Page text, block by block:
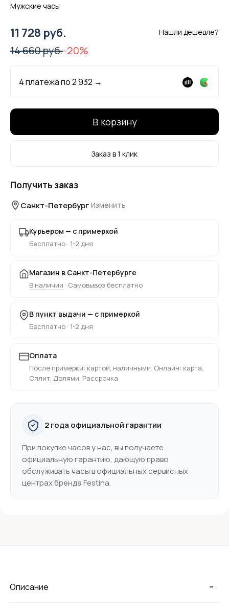
Мужские часы
11 728 руб. Нашли дешевле?
14 660 руб.-20%
4 платежа по2 932 →
В корзину
Заказ в 1 клик
Получить заказ
Санкт-Петербург Изменить
Курьером — с примеркой
Бесплатно · 1-2 дня
Магазин в Санкт-Петербурге
В наличии · Самовывоз бесплатно
В пункт выдачи — с примеркой
Бесплатно · 1-2 дня
Оплата
После примерки: картой, наличными. Онлайн: карта,
Сплит, Долями, Рассрочка
2 года официальной гарантии
При покупке часов у нас, вы получаете
официальную гарантию, дающую право
обслуживать часы в официальных сервисных
центрах бренда Festina.
-
Описание